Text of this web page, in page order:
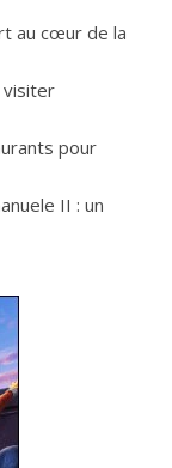
au cœur de la
visiter
pour
II : un